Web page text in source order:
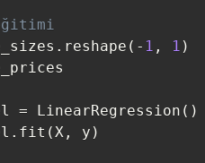
. reshape ( - 1 , 1 )
= LinearRegression ( )
. fit (X , y )